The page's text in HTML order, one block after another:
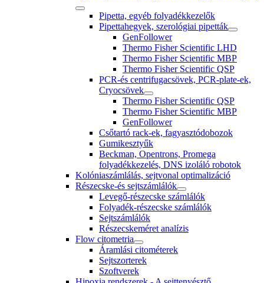
Pipetta, egyéb folyadékkezelők
Pipettahegyek, szerológiai pipetták
GenFollower
Thermo Fisher Scientific LHD
Thermo Fisher Scientific MBP
Thermo Fisher Scientific QSP
PCR-és centrifugacsövek, PCR-plate-ek,
Cryocsövek
Thermo Fisher Scientific QSP
Thermo Fisher Scientific MBP
GenFollower
Csőtartó rack-ek, fagyasztódobozok
Gumikesztyűk
Beckman, Opentrons, Promega
folyadékkezelés, DNS izoláló robotok
Kolóniaszámlálás, sejtvonal optimalizáció
Részecske-és sejtszámlálók
Levegő-részecske számlálók
Folyadék-részecske számlálók
Sejtszámlálók
Részecskeméret analízis
Flow citometria
Áramlási citométerek
Sejtszorterek
Szoftverek